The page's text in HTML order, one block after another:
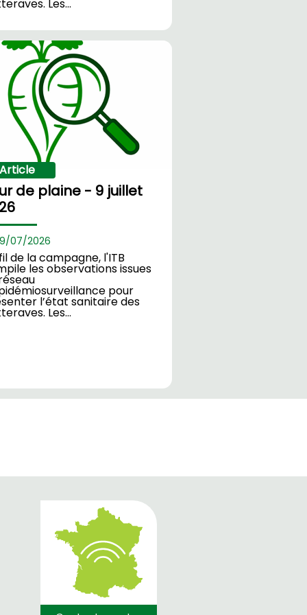
Les…
Article
de plaine - 9 juillet
07/2026
de la campagne, l'ITB
les observations issues
pour
l’état sanitaire des
Les…